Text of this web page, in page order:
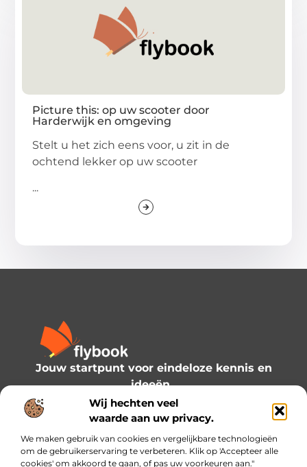
Wij hechten veel
waarde aan uw privacy.
We maken gebruik van cookies en vergelijkbare technologieën
om de gebruikerservaring te verbeteren. Klik op 'Accepteer alle
cookies' om akkoord te gaan, of pas uw voorkeuren aan."
Picture this: op uw scooter door
Harderwijk en omgeving
Stelt u het zich eens voor, u zit in de
ochtend lekker op uw scooter
...
Jouw startpunt voor eindeloze kennis en
ideeën.
Verken onze blogs en artikelen en laat je
inspireren door een wereld vol inzichten.
Bericht categorie